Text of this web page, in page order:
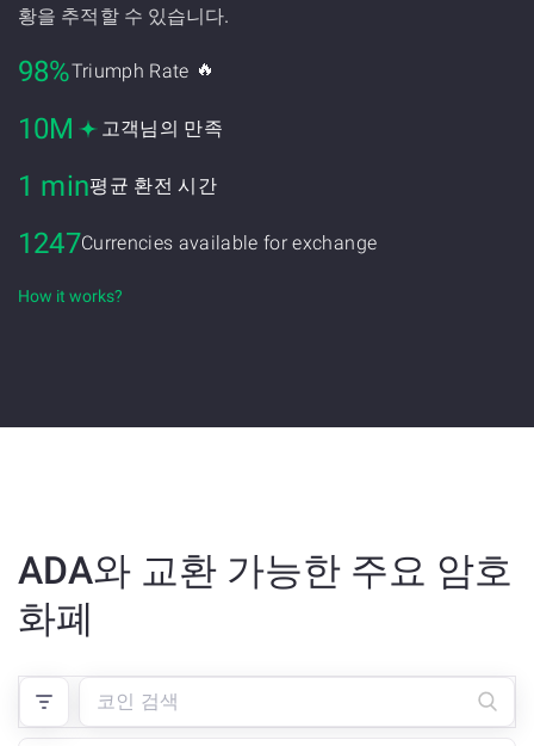
황을 추적할 수 있습니다.
98%Triumph Rate 🔥
10M 고객님의 만족
1 min평균 환전 시간
1247Currencies available for exchange
How it works?
ADA와 교환 가능한 주요 암호
화폐